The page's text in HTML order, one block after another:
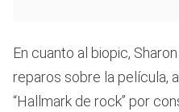
En cuanto al biopic,
reparos sobre la película,
“Hallmark de rock” por